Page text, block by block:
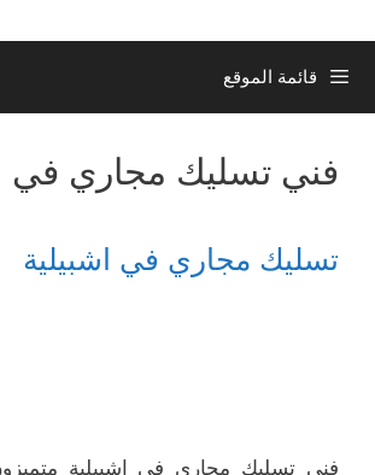
قائمة الموقع
فني تسليك مجاري في
تسليك مجاري في اشبيلية
فني تسليك مجاري في اشبيلية